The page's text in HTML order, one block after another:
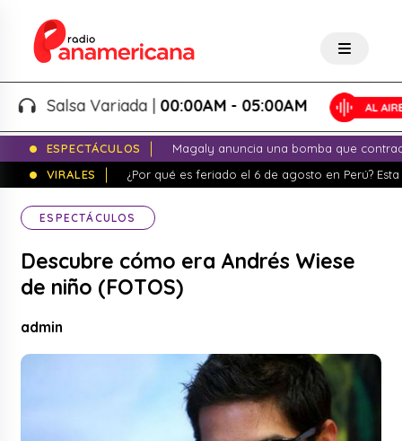
Salsa Variada |00:00AM - 05:00AM
ESPECTÁCULOS
Magaly anuncia una bomba que
VIRALES
¿Por qué es feriado el 6 de agosto en Perú?
ESPECTÁCULOS
Descubre cómo era Andrés Wiese
de niño (FOTOS)
admin